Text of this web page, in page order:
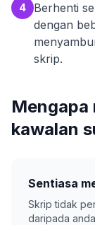
4
Berhenti
dengan
skrip.
Mengapa
kawalan
Sentiasa
Skrip tidak
daripada